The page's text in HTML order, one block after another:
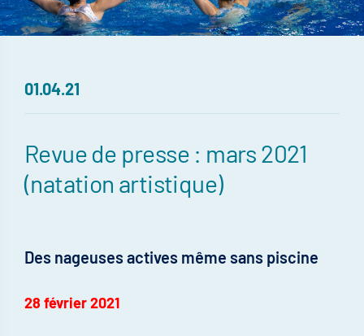
01.04.21
Revue de presse : mars 2021
(natation artistique)
Des nageuses actives même sans piscine
28 février 2021